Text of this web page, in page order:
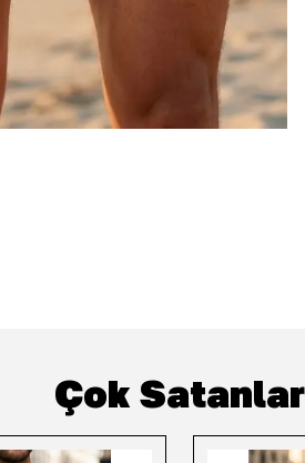
Çok Satanlar